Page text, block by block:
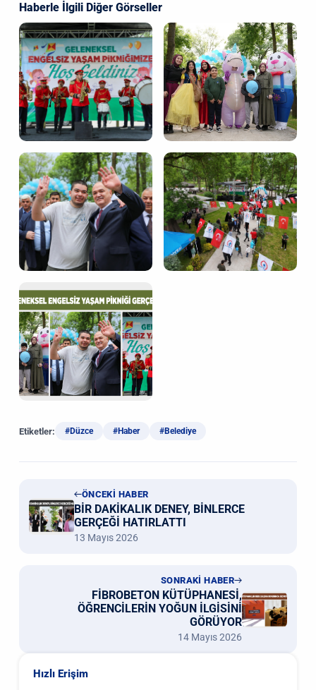
Haberle İlgili Diğer Görseller
Etiketler: #Düzce #Haber #Belediye
ÖNCEKİ HABER
BİR DAKİKALIK DENEY, BİNLERCE
GERÇEĞİ HATIRLATTI
13 Mayıs 2026
SONRAKİ HABER
FİBROBETON KÜTÜPHANESİ,
ÖĞRENCİLERİN YOĞUN İLGİSİNİ
GÖRÜYOR
14 Mayıs 2026
Hızlı Erişim